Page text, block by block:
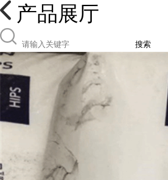
产品展厅
搜索